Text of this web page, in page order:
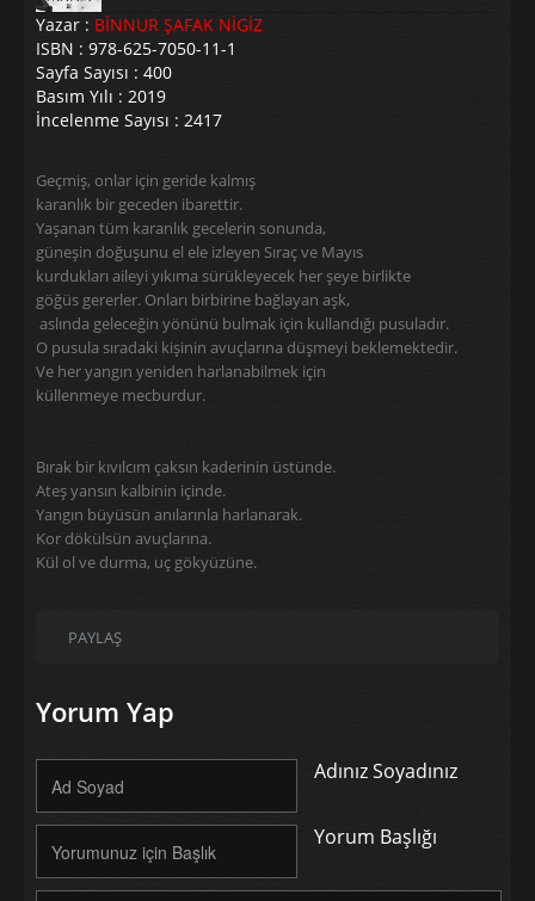
Yazar : BİNNUR ŞAFAK NİGİZ
ISBN : 978-625-7050-11-1
Sayfa Sayısı : 400
Basım Yılı : 2019
İncelenme Sayısı : 2417
Geçmiş, onlar için geride kalmış
karanlık bir geceden ibarettir.
Yaşanan tüm karanlık gecelerin sonunda,
güneşin doğuşunu el ele izleyen Sıraç ve Mayıs
kurdukları aileyi yıkıma sürükleyecek her şeye birlikte
göğüs gererler. Onları birbirine bağlayan aşk,
aslında geleceğin yönünü bulmak için kullandığı pusuladır.
O pusula sıradaki kişinin avuçlarına düşmeyi beklemektedir.
Ve her yangın yeniden harlanabilmek için
küllenmeye mecburdur.
Bırak bir kıvılcım çaksın kaderinin üstünde.
Ateş yansın kalbinin içinde.
Yangın büyüsün anılarınla harlanarak.
Kor dökülsün avuçlarına.
Kül ol ve durma, uç gökyüzüne.
PAYLAŞ
Yorum Yap
Adınız Soyadınız
Yorum Başlığı